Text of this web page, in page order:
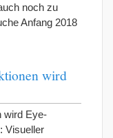
noch zu
Anfang 2018
wird
wird Eye-
Visueller